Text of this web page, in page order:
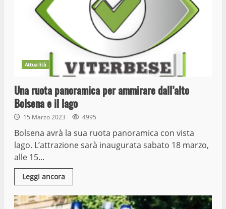
Attualità
Una ruota panoramica per ammirare dall’alto
Bolsena e il lago
15 Marzo 2023 4995
Bolsena avrà la sua ruota panoramica con vista
lago. L’attrazione sarà inaugurata sabato 18 marzo,
alle 15...
Leggi ancora